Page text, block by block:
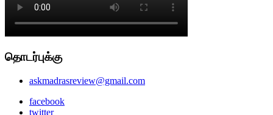
தொடர்புக்கு
askmadrasreview@gmail.com
facebook
twitter